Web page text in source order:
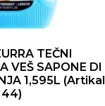
TEČNI
VEŠ SAPONE DI
1,595L (Artikal